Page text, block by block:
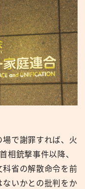
で謝罪すれば、火
相銃撃事件以降、
省の解散命令を前
ないかとの批判をか